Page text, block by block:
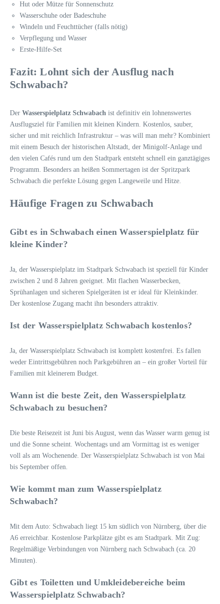
Hut oder Mütze für Sonnenschutz
Wasserschuhe oder Badeschuhe
Windeln und Feuchttücher (falls nötig)
Verpflegung und Wasser
Erste-Hilfe-Set
Fazit: Lohnt sich der Ausflug nach
Schwabach?
Der Wasserspielplatz Schwabach ist definitiv ein lohnenswertes
Ausflugsziel für Familien mit kleinen Kindern. Kostenlos, sauber,
sicher und mit reichlich Infrastruktur – was will man mehr? Kombiniert
mit einem Besuch der historischen Altstadt, der Minigolf-Anlage und
den vielen Cafés rund um den Stadtpark entsteht schnell ein ganztägiges
Programm. Besonders an heißen Sommertagen ist der Spritzpark
Schwabach die perfekte Lösung gegen Langeweile und Hitze.
Häufige Fragen zu Schwabach
Gibt es in Schwabach einen Wasserspielplatz für
kleine Kinder?
Ja, der Wasserspielplatz im Stadtpark Schwabach ist speziell für Kinder
zwischen 2 und 8 Jahren geeignet. Mit flachen Wasserbecken,
Sprühanlagen und sicheren Spielgeräten ist er ideal für Kleinkinder.
Der kostenlose Zugang macht ihn besonders attraktiv.
Ist der Wasserspielplatz Schwabach kostenlos?
Ja, der Wasserspielplatz Schwabach ist komplett kostenfrei. Es fallen
weder Eintrittsgebühren noch Parkgebühren an – ein großer Vorteil für
Familien mit kleinerem Budget.
Wann ist die beste Zeit, den Wasserspielplatz
Schwabach zu besuchen?
Die beste Reisezeit ist Juni bis August, wenn das Wasser warm genug ist
und die Sonne scheint. Wochentags und am Vormittag ist es weniger
voll als am Wochenende. Der Wasserspielplatz Schwabach ist von Mai
bis September offen.
Wie kommt man zum Wasserspielplatz
Schwabach?
Mit dem Auto: Schwabach liegt 15 km südlich von Nürnberg, über die
A6 erreichbar. Kostenlose Parkplätze gibt es am Stadtpark. Mit Zug:
Regelmäßige Verbindungen von Nürnberg nach Schwabach (ca. 20
Minuten).
Gibt es Toiletten und Umkleidebereiche beim
Wasserspielplatz Schwabach?